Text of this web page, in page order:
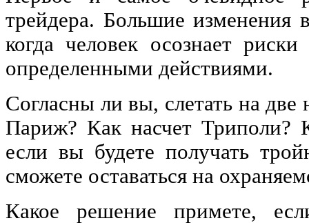
трейдера. Большие изменения
когда человек осознает
определенными действиями.
Согласны ли вы, слетать на две
Париж? Как насчет Триполи?
если вы будете получать
сможете оставаться на
Какое решение примете,